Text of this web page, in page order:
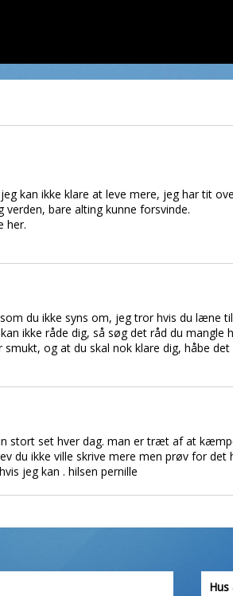
kan ikke klare at leve mere, jeg har tit
bare alting kunne forsvinde.
her.
du ikke syns om, jeg tror hvis du læne
ikke råde dig, så søg det råd du mangle
og at du skal nok klare dig, håbe
stort set hver dag. man er træt af at
du ikke ville skrive mere men prøv for
jeg kan . hilsen pernille
Hus